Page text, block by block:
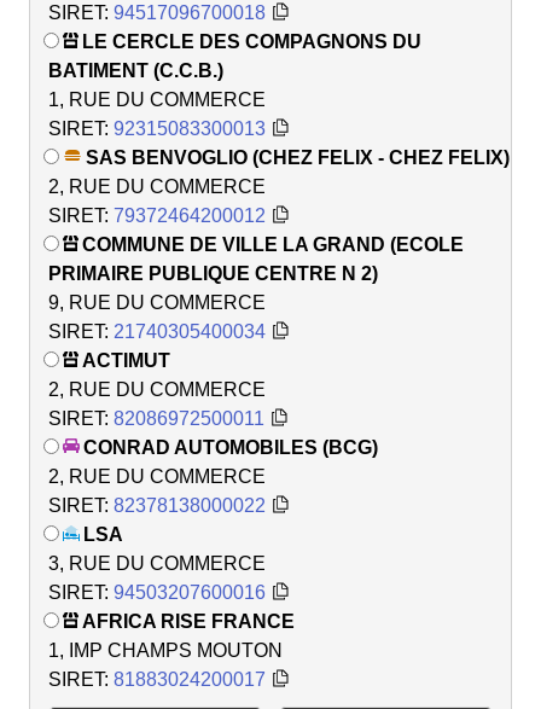
SIRET: 94517096700018
LE CERCLE DES COMPAGNONS DU
BATIMENT (C.C.B.)
1, RUE DU COMMERCE
SIRET: 92315083300013
SAS BENVOGLIO (CHEZ FELIX - CHEZ FELIX)
2, RUE DU COMMERCE
SIRET: 79372464200012
COMMUNE DE VILLE LA GRAND (ECOLE
PRIMAIRE PUBLIQUE CENTRE N 2)
9, RUE DU COMMERCE
SIRET: 21740305400034
ACTIMUT
2, RUE DU COMMERCE
SIRET: 82086972500011
CONRAD AUTOMOBILES (BCG)
2, RUE DU COMMERCE
SIRET: 82378138000022
LSA
3, RUE DU COMMERCE
SIRET: 94503207600016
AFRICA RISE FRANCE
1, IMP CHAMPS MOUTON
SIRET: 81883024200017